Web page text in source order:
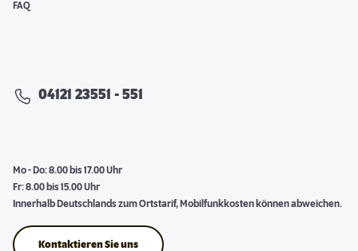
FAQ
04121 23551 - 551
Mo - Do: 8.00 bis 17.00 Uhr
Fr: 8.00 bis 15.00 Uhr
Innerhalb Deutschlands zum Ortstarif, Mobilfunkkosten können abweichen.
Kontaktieren Sie uns